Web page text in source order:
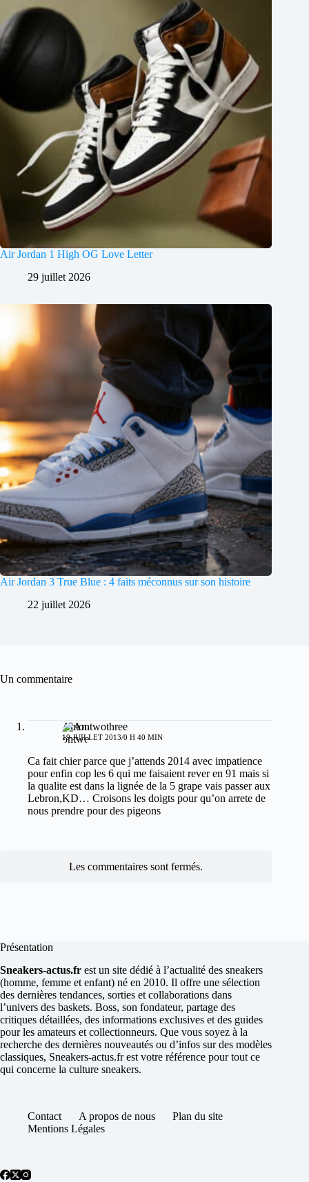
Air Jordan 1 High OG Love Letter
29 juillet 2026
Air Jordan 3 True Blue : 4 faits méconnus sur son histoire
22 juillet 2026
Un commentaire
Antontwothree
19 JUILLET 2013/0 H 40 MIN
Ca fait chier parce que j’attends 2014 avec impatience
pour enfin cop les 6 qui me faisaient rever en 91 mais si
la qualite est dans la lignée de la 5 grape vais passer aux
Lebron,KD… Croisons les doigts pour qu’on arrete de
nous prendre pour des pigeons
Les commentaires sont fermés.
Présentation
Sneakers-actus.fr est un site dédié à l’actualité des sneakers
(homme, femme et enfant) né en 2010. Il offre une sélection
des dernières tendances, sorties et collaborations dans
l’univers des baskets. Boss, son fondateur, partage des
critiques détaillées, des informations exclusives et des guides
pour les amateurs et collectionneurs. Que vous soyez à la
recherche des dernières nouveautés ou d’infos sur des modèles
classiques, Sneakers-actus.fr est votre référence pour tout ce
qui concerne la culture sneakers.
Contact A propos de nous
Plan du site
Mentions Légales